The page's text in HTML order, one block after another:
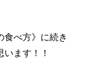
べ方》 に続き
ます！！